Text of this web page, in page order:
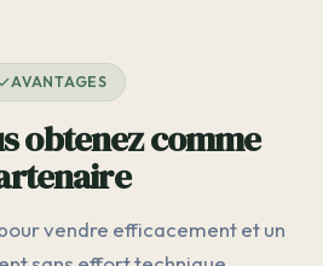
AVANTAGES
obtenez comme
vendre efficacement et un